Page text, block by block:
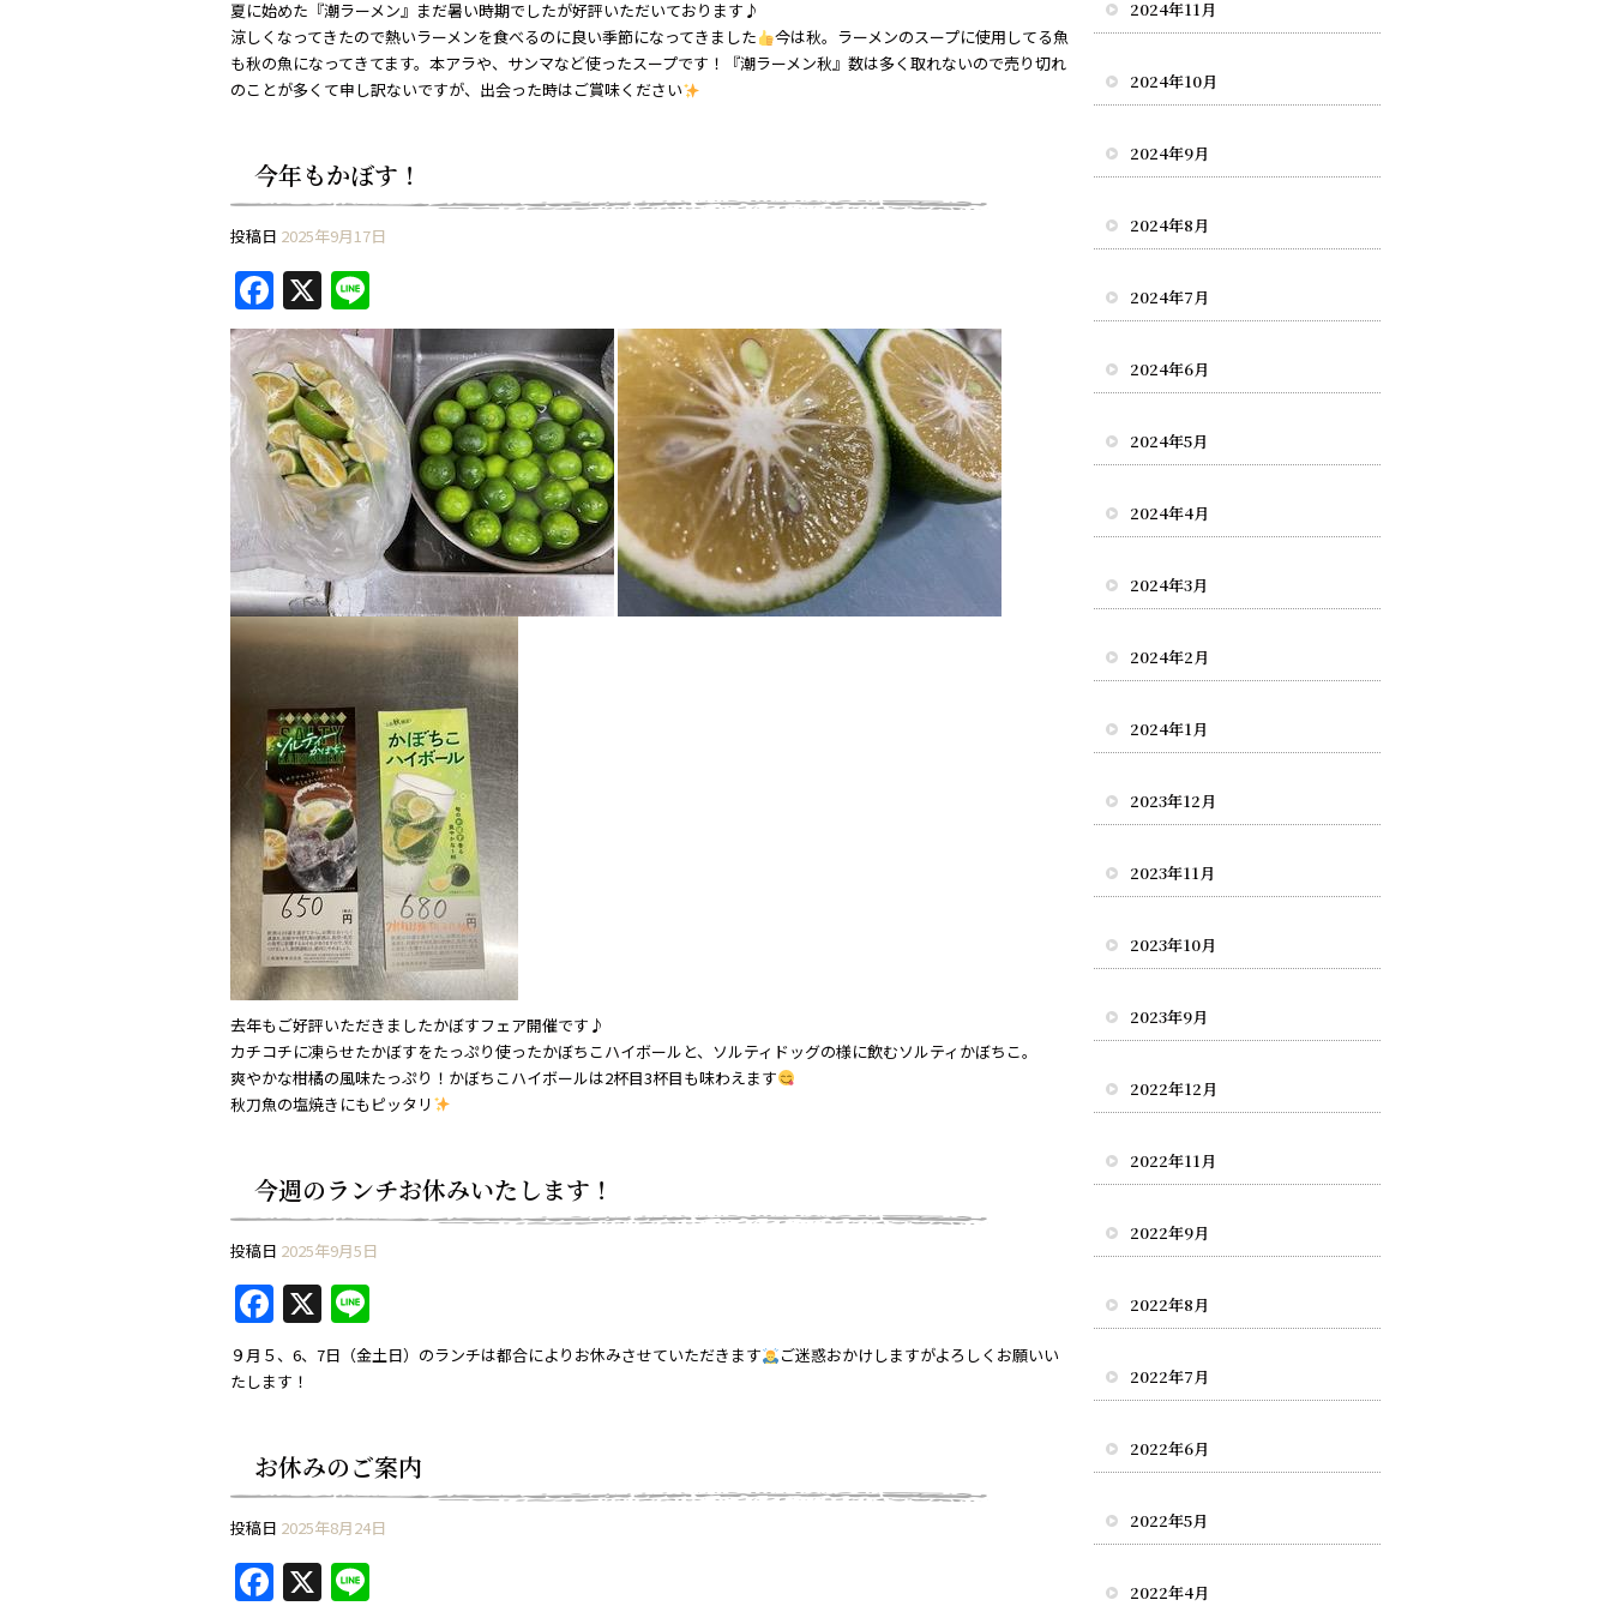
夏に始めた『潮ラーメン』まだ暑い時期でしたが好評いただいております♪
涼しくなってきたので熱いラーメンを食べるのに良い季節になってきました
今は秋。ラーメンのスープに使用してる魚
も秋の魚になってきてます。本アラや、サンマなど使ったスープです！『潮ラーメン秋』数は多く取れないので売り切れ
のことが多くて申し訳ないですが、出会った時はご賞味ください
今年もかぼす！
投稿日 2025年9月17日
F
a
c
e
b
o
o
k
X
n
e
去年もご好評いただきましたかぼすフェア開催です♪
カチコチに凍らせたかぼすをたっぷり使ったかぼちこハイボールと、ソルティドッグの様に飲むソルティかぼちこ。
爽やかな柑橘の風味たっぷり！かぼちこハイボールは2杯目3杯目も味わえます
秋刀魚の塩焼きにもピッタリ
今週のランチお休みいたします！
投稿日 2025年9月5日
F
a
c
b
o
o
k
X
n
e
９月５、6、7日（金土日）のランチは都合によりお休みさせていただきます
ご迷惑おかけしますがよろしくお願いい
たします！
お休みのご案内
投稿日 2025年8月24日
F X
2024年11月
2024年10月
2024年9月
2024年8月
2024年7月
2024年6月
2024年5月
2024年4月
2024年3月
2024年2月
2024年1月
2023年12月
2023年11月
2023年10月
2023年9月
2022年12月
2022年11月
2022年9月
2022年8月
2022年7月
2022年6月
2022年5月
2022年4月